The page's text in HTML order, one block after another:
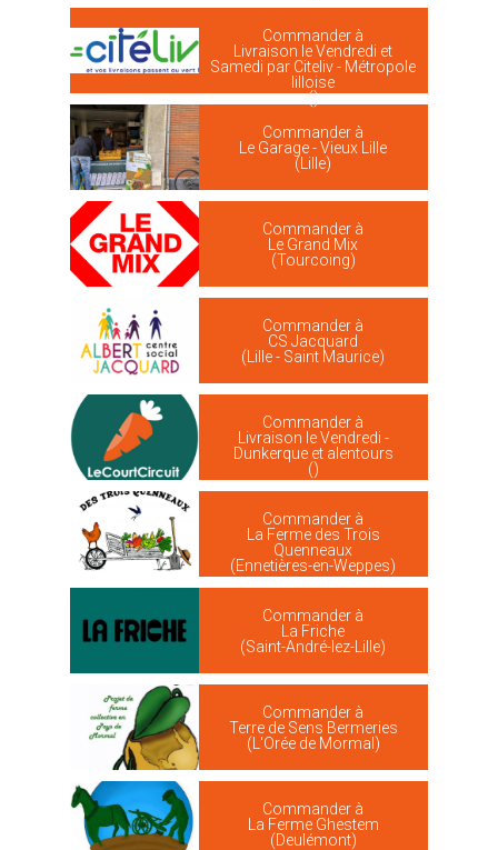
Commander à
Livraison le Vendredi et
Samedi par Citeliv - Métropole
lilloise
()
Commander à
Le Garage - Vieux Lille
(Lille)
Commander à
Le Grand Mix
(Tourcoing)
Commander à
CS Jacquard
(Lille - Saint Maurice)
Commander à
Livraison le Vendredi -
Dunkerque et alentours
()
Commander à
La Ferme des Trois
Quenneaux
(Ennetières-en-Weppes)
Commander à
La Friche
(Saint-André-lez-Lille)
Commander à
Terre de Sens Bermeries
(L'Orée de Mormal)
Commander à
La Ferme Ghestem
(Deulémont)